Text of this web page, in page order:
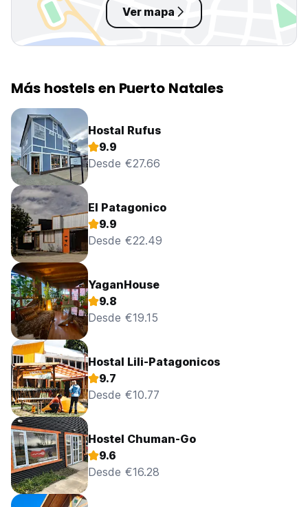
Ver mapa
Más hostels en Puerto Natales
Hostal Rufus
9.9
Desde €27.66
El Patagonico
9.9
Desde €22.49
YaganHouse
9.8
Desde €19.15
Hostal Lili-Patagonicos
9.7
Desde €10.77
Hostel Chuman-Go
9.6
Desde €16.28